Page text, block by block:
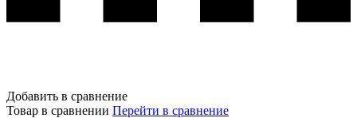
Добавить в сравнение
Товар в сравнении Перейти в сравнение